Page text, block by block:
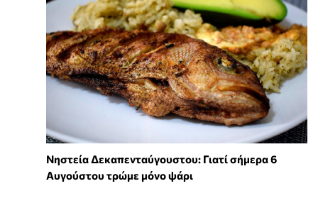
Νηστεία Δεκαπενταύγουστου: Γιατί σήμερα 6
Αυγούστου τρώμε μόνο ψάρι